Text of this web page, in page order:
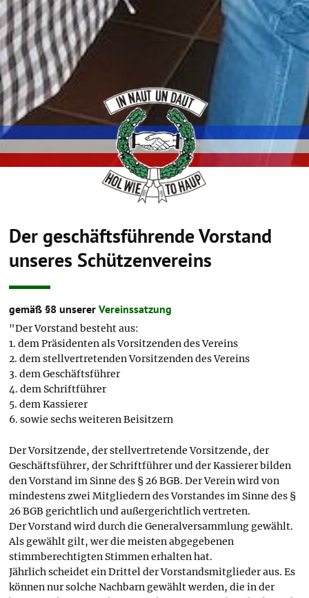
Der geschäftsführende Vorstand
unseres Schützenvereins
gemäß §8 unsererVereinssatzung
"Der Vorstand besteht aus:
1. dem Präsidenten als Vorsitzenden des Vereins
2. dem stellvertretenden Vorsitzenden des Vereins
3. dem Geschäftsführer
4. dem Schriftführer
5. dem Kassierer
6. sowie sechs weiteren Beisitzern
Der Vorsitzende, der stellvertretende Vorsitzende, der
Geschäftsführer, der Schriftführer und der Kassierer bilden
den Vorstand im Sinne des § 26 BGB. Der Verein wird von
mindestens zwei Mitgliedern des Vorstandes im Sinne des §
26 BGB gerichtlich und außergerichtlich vertreten.
Der Vorstand wird durch die Generalversammlung gewählt.
Als gewählt gilt, wer die meisten abgegebenen
stimmberechtigten Stimmen erhalten hat.
Jährlich scheidet ein Drittel der Vorstandsmitglieder aus. Es
können nur solche Nachbarn gewählt werden, die in der